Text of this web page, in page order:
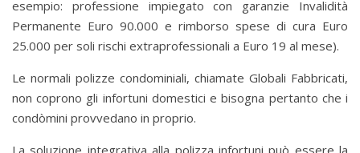
esempio: professione impiegato con garanzie Invalidità
Permanente Euro 90.000 e rimborso spese di cura Euro
25.000 per soli rischi extraprofessionali a Euro 19 al mese).
Le normali polizze condominiali, chiamate Globali Fabbricati,
non coprono gli infortuni domestici e bisogna pertanto che i
condòmini provvedano in proprio.